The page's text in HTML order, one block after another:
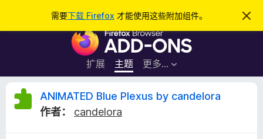
需要下载 Firefox 才能使用这些附加组件。
忽
此
F
r
e
扩展 主题 更多…
登录
A
ANIMATED Blue Plexus by candelora
作者：
candelora